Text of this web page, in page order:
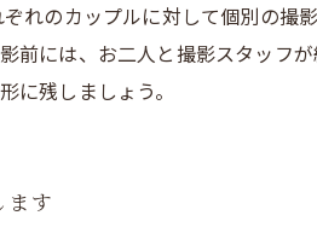
れのカップルに対して個別の撮
前には、お二人と撮影スタッフ
に残しましょう。
す